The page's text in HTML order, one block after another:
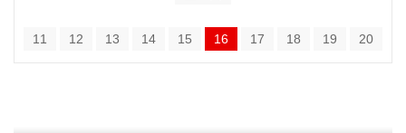
11 12 13 14 15 16 17 18 19 20